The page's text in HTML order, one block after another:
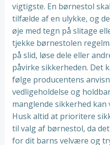
vigtigste. En børnestol
tilfælde af en ulykke, og
øje med tegn på slitage
tjekke børnestolen
på slid, løse dele eller
påvirke sikkerheden. Det
følge producentens
vedligeholdelse og
manglende sikkerhed
Husk altid at prioritere
til valg af børnestol, da
for dit barns velvære og